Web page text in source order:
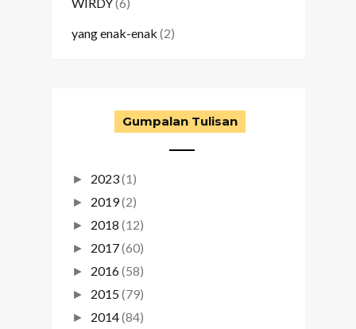
WIRDY(6)
yang enak-enak (2)
Gumpalan Tulisan
► 2023(1)
► 2019(2)
► 2018 (12)
► 2017(60)
► 2016(58)
► 2015(79)
► 2014(84)